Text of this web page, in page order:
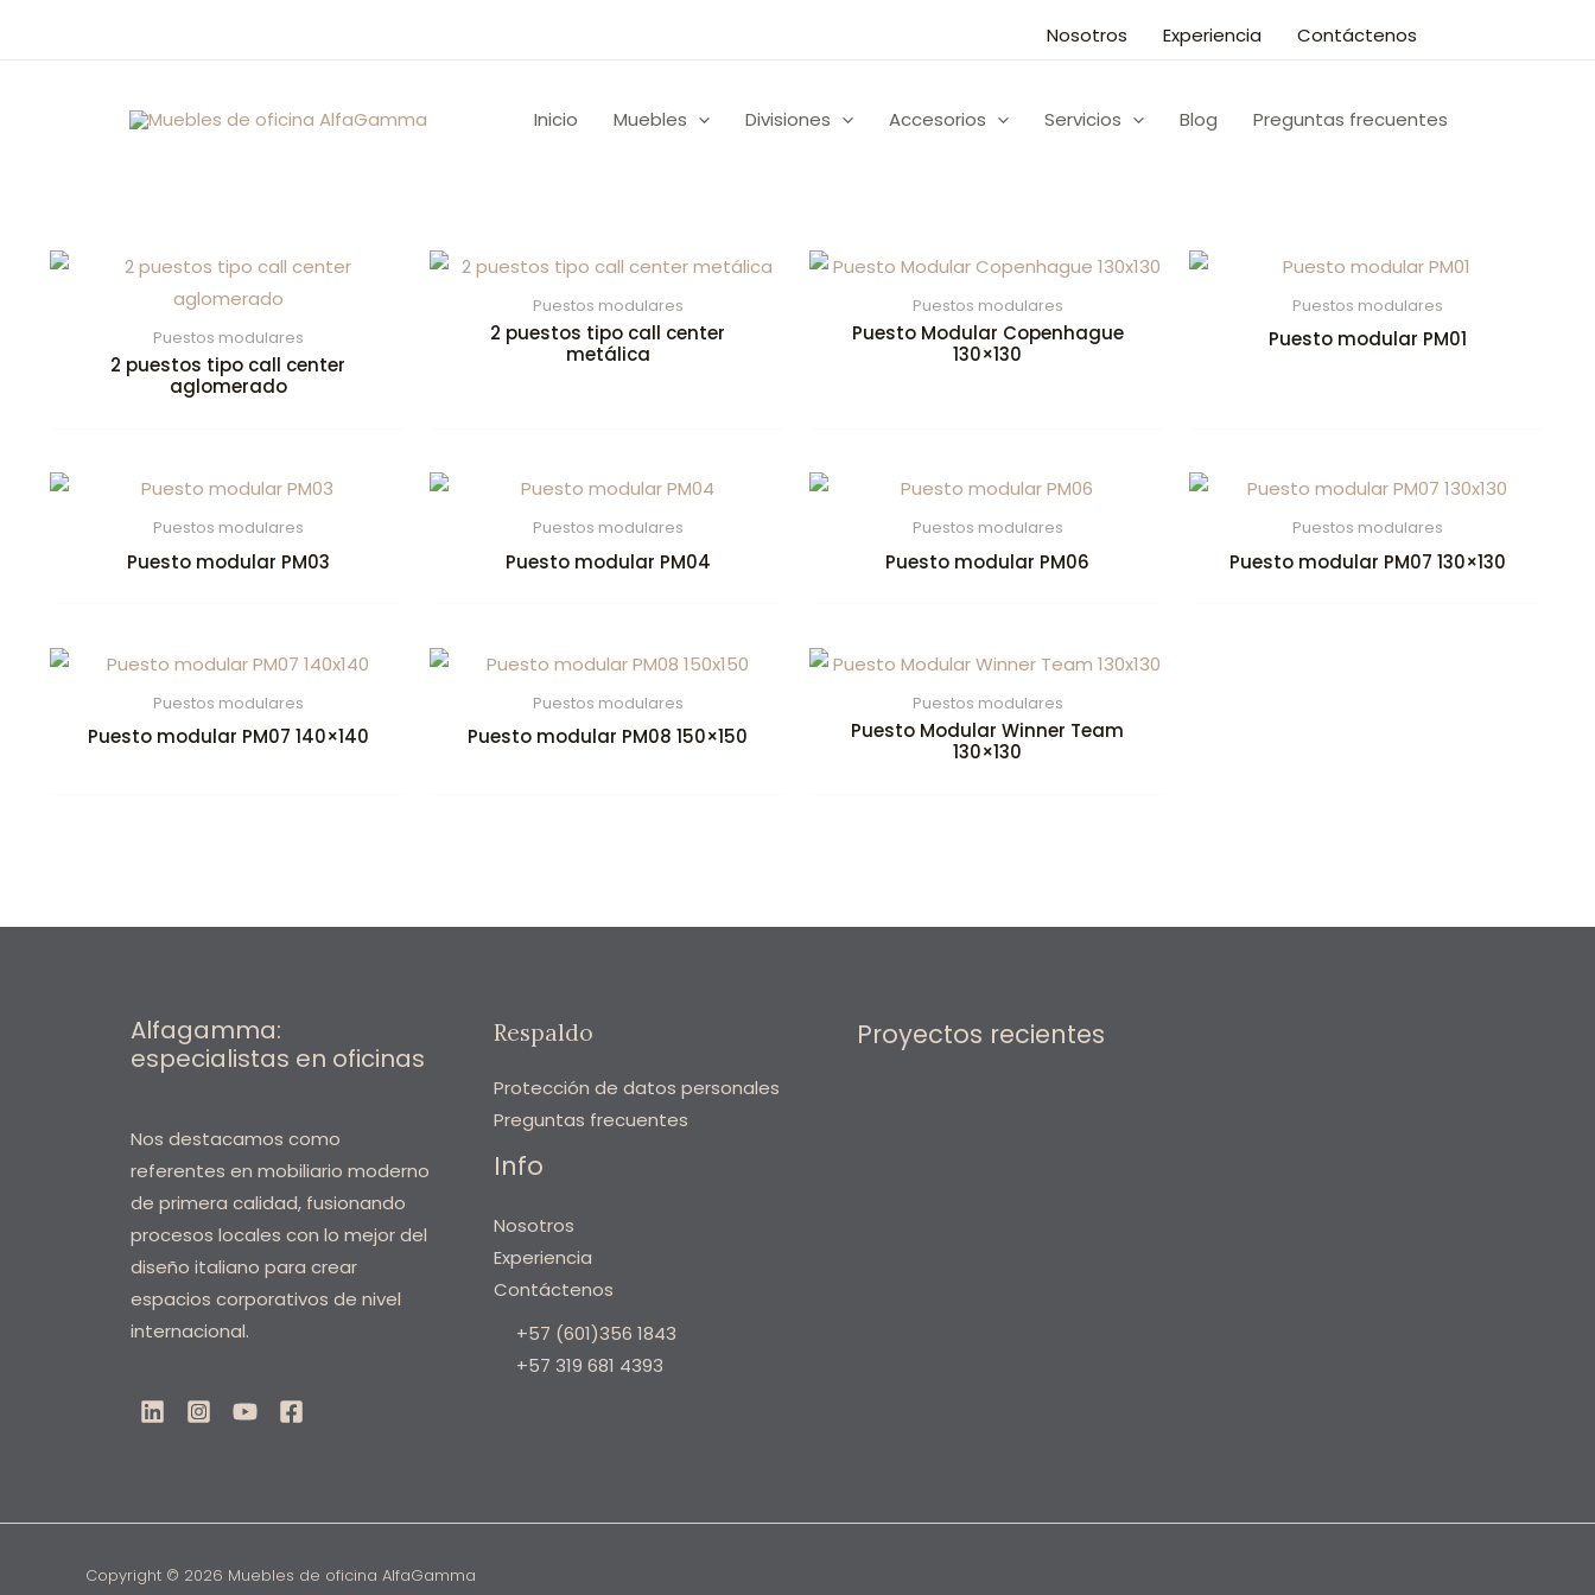
Nosotros Experiencia Contáctenos
Inicio Muebles Divisiones Accesorios Servicios Blog Preguntas frecuentes
Puestos modulares
2 puestos tipo call center
aglomerado
Puestos modulares
2 puestos tipo call center
metálica
Puestos modulares
Puesto Modular Copenhague
130×130
Puestos modulares
Puesto modular PM01
Puestos modulares
Puesto modular PM03
Puestos modulares
Puesto modular PM04
Puestos modulares
Puesto modular PM06
Puestos modulares
Puesto modular PM07 130×130
Puestos modulares
Puesto modular PM07 140×140
Puestos modulares
Puesto modular PM08 150×150
Puestos modulares
Puesto Modular Winner Team
130×130
Alfagamma:
especialistas en oficinas
Nos destacamos como
referentes en mobiliario moderno
de primera calidad, fusionando
procesos locales con lo mejor del
diseño italiano para crear
espacios corporativos de nivel
internacional.
Respaldo
Protección de datos personales
Preguntas frecuentes
Info
Nosotros
Experiencia
Contáctenos
+57 (601)356 1843
+57 319 681 4393
Proyectos recientes
Copyright © 2026 Muebles de oficina AlfaGamma